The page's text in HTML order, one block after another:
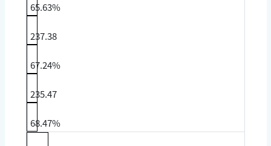
65.63%
237.38
67.24%
235.47
68.47%